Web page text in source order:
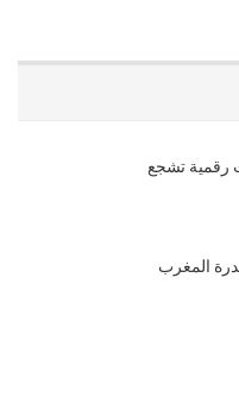
رقمية تشجع
المغرب